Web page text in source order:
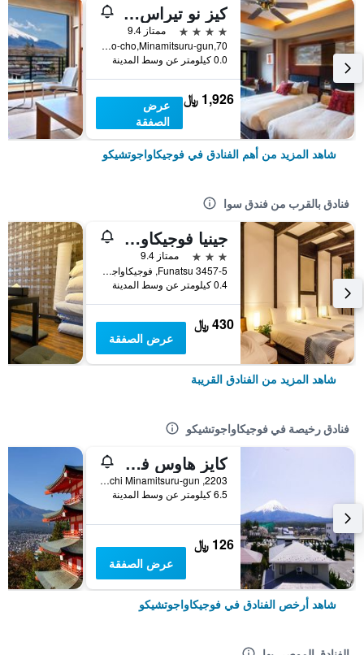
كيز نو تيراس كوكونا
4 نجوم
ممتاز 9.4
70,Azagawa,Fujikawaguchiko-cho,Minamitsuru-gun, فوجيكاواجوتشيكو, اليابان
0.0 كيلومتر عن وسط المدينة
1,926 ﷼
عرض
الصفقة
شاهد المزيد من أهم الفنادق في فوجيكاواجوتشيكو
فنادق بالقرب من فندق سوا
جينيا فوجيكاواجوتشيكو
3 نجوم
ممتاز 9.4
Funatsu 3457-5, فوجيكاواجوتشيكو, اليابان
0.4 كيلومتر عن وسط المدينة
430 ﷼
عرض الصفقة
شاهد المزيد من الفنادق القريبة
فنادق رخيصة في فوجيكاواجوتشيكو
كايز هاوس فوجي فيو - هوستل
2203, Funatsu, Fujikawaguchiko-machi Minamitsuru-gun, فوجيكاواجوتشيكو, اليابان
6.5 كيلومتر عن وسط المدينة
126 ﷼
عرض الصفقة
شاهد أرخص الفنادق في فوجيكاواجوتشيكو